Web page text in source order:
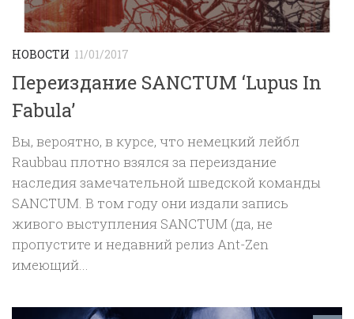
НОВОСТИ 11/01/2017
Переиздание SANCTUM ‘Lupus In
Fabula’
Вы, вероятно, в курсе, что немецкий лейбл
Raubbau плотно взялся за переиздание
наследия замечательной шведской команды
SANCTUM. В том году они издали запись
живого выступления SANCTUM (да, не
пропустите и недавний релиз Ant-Zen
имеющий...